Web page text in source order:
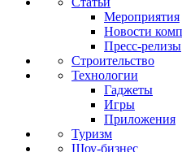
Мероприятия
Новости
Пресс-релизы
Строительство
Технологии
Гаджеты
Игры
Приложения
Туризм
Шоу-бизнес